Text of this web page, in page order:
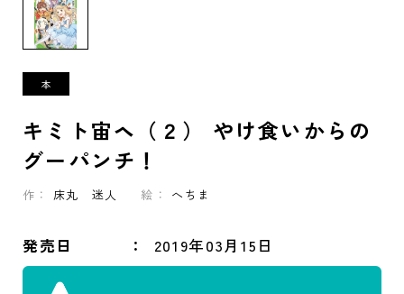
キミト宙ヘ（２） やけ食いからの
グーパンチ！
作： 床丸 迷人 絵： へちま
発売日 2019年03月15日